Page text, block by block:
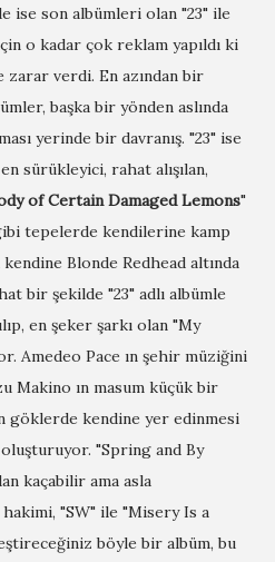
ise son albümleri olan "23" ile
o kadar çok reklam yapıldı ki
zarar verdi. En azından bir
başka bir yönden aslında
yerinde bir davranış. "23" ise
sürükleyici, rahat alışılan,
of Certain Damaged Lemons"
tepelerde kendilerine kamp
Blonde Redhead altında
bir şekilde "23" adlı albümle
en şeker şarkı olan "My
Amedeo Pace ın şehir müziğini
Makino ın masum küçük bir
göklerde kendine yer edinmesi
"Spring and By
kaçabilir ama asla
hakimi, "SW" ile "Misery Is a
böyle bir albüm, bu